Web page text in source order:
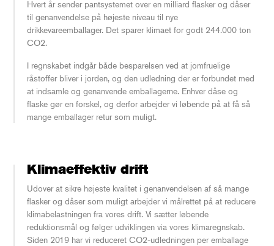
Hvert år sender pantsystemet over en milliard flasker og dåser
til genanvendelse på højeste niveau til nye
drikkevareemballager. Det sparer klimaet for godt 244.000 ton
CO2.
I regnskabet indgår både besparelsen ved at jomfruelige
råstoffer bliver i jorden, og den udledning der er forbundet med
at indsamle og genanvende emballagerne. Enhver dåse og
flaske gør en forskel, og derfor arbejder vi løbende på at få så
mange emballager retur som muligt.
Klimaeffektiv drift
Udover at sikre højeste kvalitet i genanvendelsen af så mange
flasker og dåser som muligt arbejder vi målrettet på at reducere
klimabelastningen fra vores drift. Vi sætter løbende
reduktionsmål og følger udviklingen via vores klimaregnskab.
Siden 2019 har vi reduceret CO2-udledningen per emballage